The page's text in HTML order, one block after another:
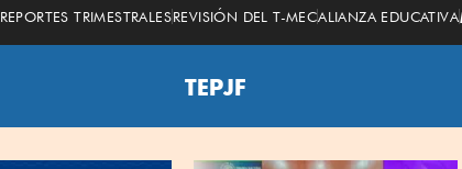
REPORTES TRIMESTRALESREVISIÓN DEL T-MECALIANZA EDUCATIVA
TEPJF